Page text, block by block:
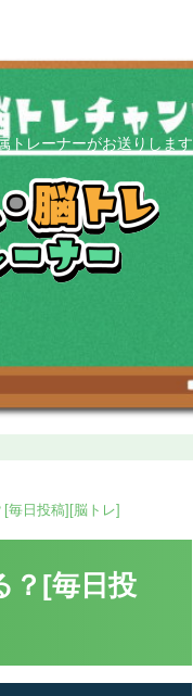
トレーナーがお送りします
毎日投稿][脳トレ]
？[毎日投